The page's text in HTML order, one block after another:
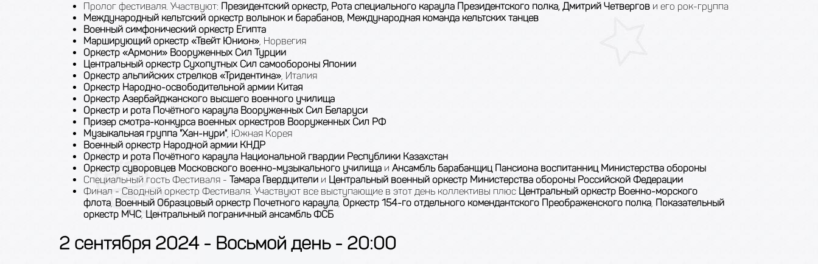
Пролог фестиваля. Участвуют: Президентский оркестр, Рота специального караула Президентского полка, Дмитрий Четвергов и его рок-группа
Международный кельтский оркестр волынок и барабанов, Международная команда кельтских танцев
Военный симфонический оркестр Египта
Марширующий оркестр «Твейт Юнион», Норвегия
Оркестр «Армони» Вооруженных Cил Турции
Центральный оркестр Сухопутных Сил самообороны Японии
Оркестр альпийских стрелков «Тридентина», Италия
Оркестр Народно-освободительной армии Китая
Оркестр Азербайджанского высшего военного училища
Оркестр и рота Почётного караула Вооруженных Сил Беларуси
Призер смотра-конкурса военных оркестров Вооруженных Сил РФ
Музыкальная группа "Хан-нури", Южная Корея
Военный оркестр Народной армии КНДР
Оркестр и рота Почётного караула Национальной гвардии Республики Казахстан
Оркестр суворовцев Московского военно-музыкального училища и Ансамбль барабанщиц Пансиона воспитанниц Министерства обороны
Специальный гость Фестиваля - Тамара Гвердцители и Центральный военный оркестр Министерства обороны Российской Федерации
Финал - Сводный оркестр Фестиваля. Участвуют все выступающие в этот день коллективы плюс Центральный оркестр Военно-морского
флота, Военный Образцовый оркестр Почетного караула, Оркестр 154-го отдельного комендантского Преображенского полка, Показательный
оркестр МЧС, Центральный пограничный ансамбль ФСБ
2 сентября 2024 - Восьмой день - 20:00